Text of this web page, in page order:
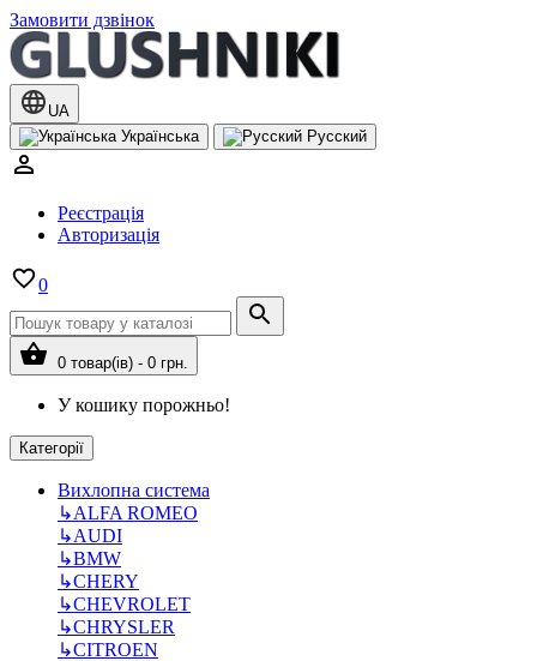
Замовити дзвінок
UA
Українська
Русский
Реєстрація
Авторизація
0
0 товар(ів) - 0 грн.
У кошику порожньо!
Категорії
Вихлопна система
↳ALFA ROMEO
↳AUDI
↳BMW
↳CHERY
↳CHEVROLET
↳CHRYSLER
↳CITROEN